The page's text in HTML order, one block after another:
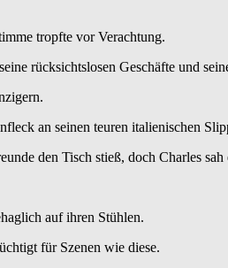
tropfte vor Verachtung.
rücksichtslosen Geschäfte und
an seinen teuren italienischen
den Tisch stieß, doch Charles
auf ihren Stühlen.
für Szenen wie diese.